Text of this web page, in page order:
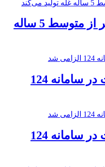
فائو: ایران امسال بیشتر از متوسط 5 ساله
ثبت قیمت کالا و خدمات در سامانه 124
ثبت قیمت کالا و خدمات در سامانه 124